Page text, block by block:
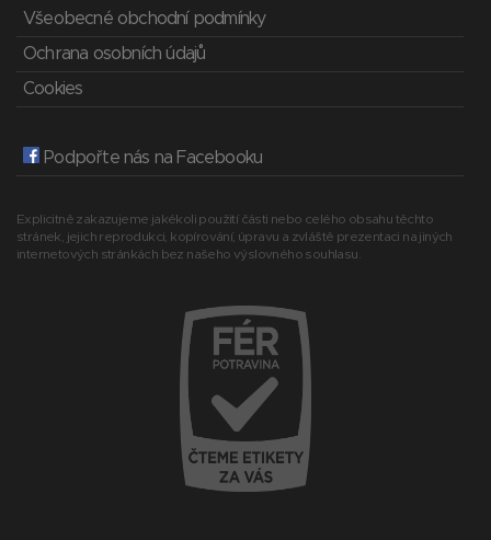
Všeobecné obchodní podmínky
Ochrana osobních údajů
Cookies
Podpořte nás na Facebooku
Explicitně zakazujeme jakékoli použití části nebo celého obsahu těchto
stránek, jejich reprodukci, kopírování, úpravu a zvláště prezentaci na jiných
internetových stránkách bez našeho výslovného souhlasu.